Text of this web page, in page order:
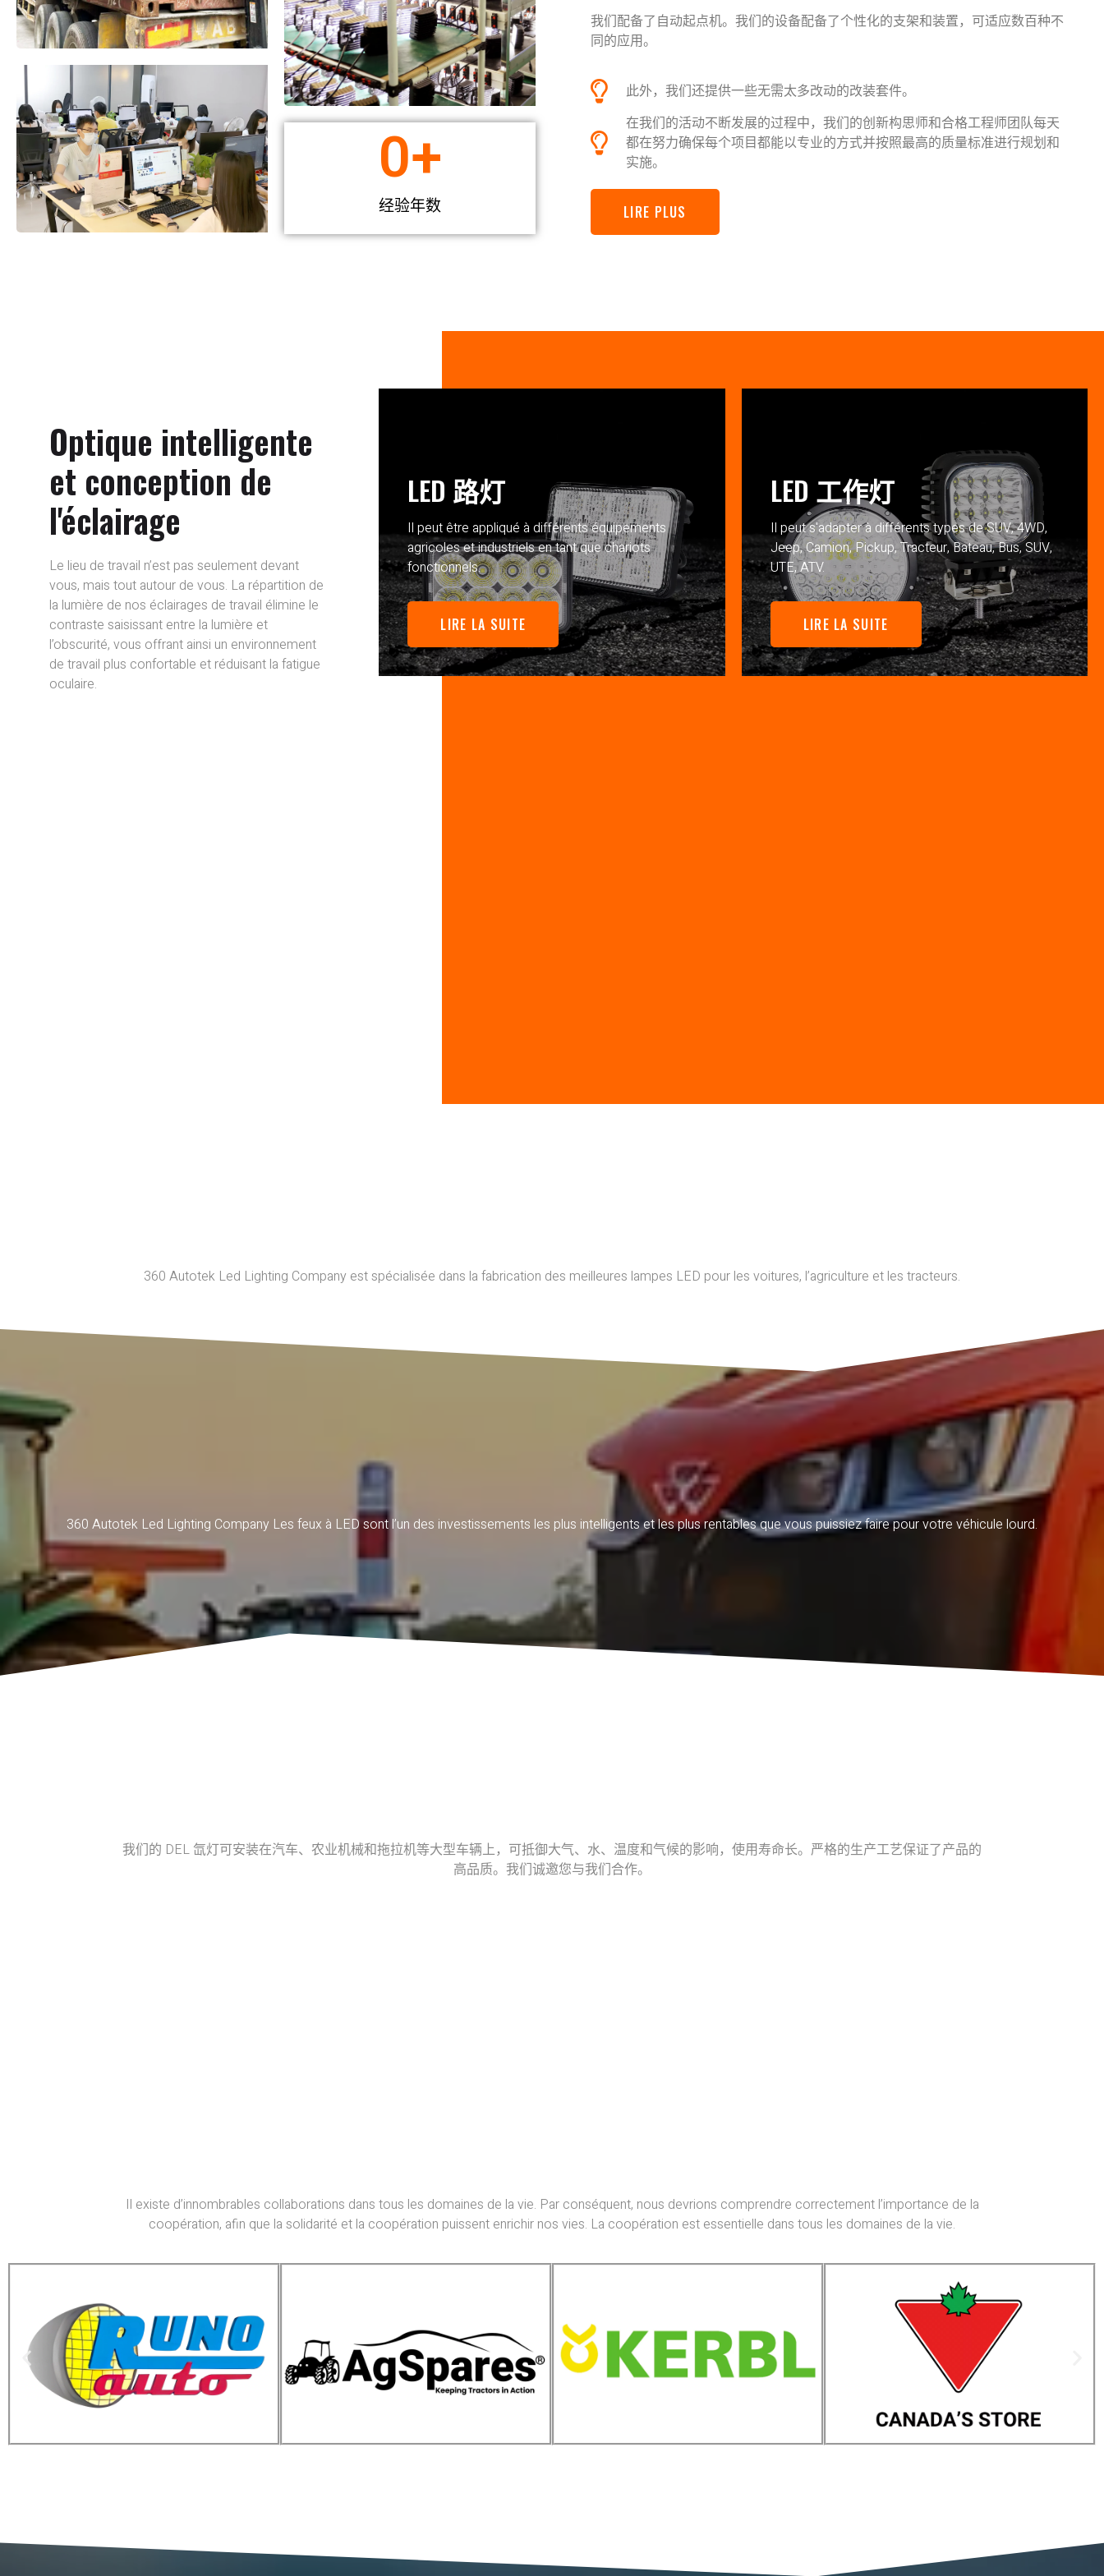
经验年数
0+
我们配备了自动起点机。我们的设备配备了个性化的支架和装置，可适应数百种不
同的应用。
此外，我们还提供一些无需太多改动的改装套件。
在我们的活动不断发展的过程中，我们的创新构思师和合格工程师团队每天
都在努力确保每个项目都能以专业的方式并按照最高的质量标准进行规划和
实施。
LIRE PLUS
Optique intelligente
et conception de
l'éclairage
Le lieu de travail n’est pas seulement devant
vous, mais tout autour de vous. La répartition de
la lumière de nos éclairages de travail élimine le
contraste saisissant entre la lumière et
l’obscurité, vous offrant ainsi un environnement
de travail plus confortable et réduisant la fatigue
oculaire.
LED 路灯
Il peut être appliqué à différents équipements
agricoles et industriels en tant que chariots
fonctionnels.
LIRE LA SUITE
LED 工作灯
Il peut s'adapter à différents types de SUV, 4WD,
Jeep, Camion, Pickup, Tracteur, Bateau, Bus, SUV,
UTE, ATV.
LIRE LA SUITE
360 Autotek Led Lighting Company est spécialisée dans la fabrication des meilleures lampes LED pour les voitures, l’agriculture et les tracteurs.
360 Autotek Led Lighting Company Les feux à LED sont l’un des investissements les plus intelligents et les plus rentables que vous puissiez faire pour votre véhicule lourd.
我们的 DEL 氙灯可安装在汽车、农业机械和拖拉机等大型车辆上，可抵御大气、水、温度和气候的影响，使用寿命长。严格的生产工艺保证了产品的
高品质。我们诚邀您与我们合作。
Il existe d’innombrables collaborations dans tous les domaines de la vie. Par conséquent, nous devrions comprendre correctement l’importance de la
coopération, afin que la solidarité et la coopération puissent enrichir nos vies. La coopération est essentielle dans tous les domaines de la vie.